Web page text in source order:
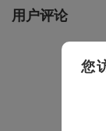
用户评论
您